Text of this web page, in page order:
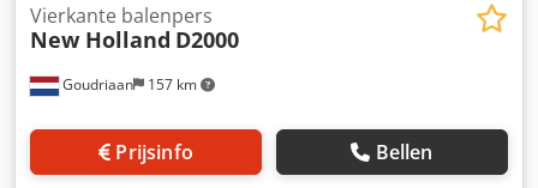
Goudriaan 157 km
Vierkante balenpers
New Holland D2000
Prijsinfo Bellen